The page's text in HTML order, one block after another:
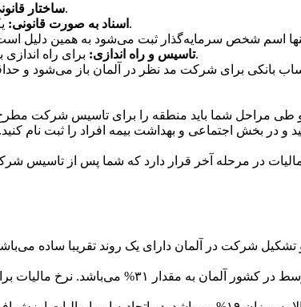
1. ساختاربرای سرمایه‌گذاری و ثبت شرکت شخص سرمایه‌گذار باید طبق قانون آلمان یکی از انواع سرمایه‌گذاری‌ها را انتخاب کند.
2. اسناد به صورت قانونی: یکی از وکلای حقوقی که در آلمان حضور دارند باید مدارک و شرایط را طبق دستور کار ماده کند و به دست مسئولین برساند.
4. تاسیس و راه اندازی:برای راه اندازی باید طبق اساسنامه‌ها و قراردادهای قانونی عمل کرد و پیش از هر کاری باید به دفتر ثبت اسناد رسمی در آلمان مراجعه کرد.
بانکی برای شرکت مد نظر در آلمان باز می‌شود و حداقل
و طی مراحل شما باید منطقه را برای تاسیس شرکت
و در بخش اجتماعی و بهداشت بیمه افراد را ثبت
در مرحله آخر قرار دارد که شما پس از تاسیس
شرکت در آلمان دارای یک روند تقریبا ساده